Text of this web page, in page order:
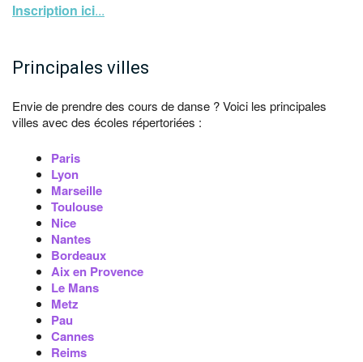
Inscription ici...
Principales villes
Envie de prendre des cours de danse ? Voici les principales
villes avec des écoles répertoriées :
Paris
Lyon
Marseille
Toulouse
Nice
Nantes
Bordeaux
Aix en Provence
Le Mans
Metz
Pau
Cannes
Reims